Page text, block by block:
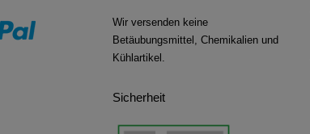
Wir versenden keine
Betäubungsmittel, Chemikalien und
Kühlartikel.
Sicherheit